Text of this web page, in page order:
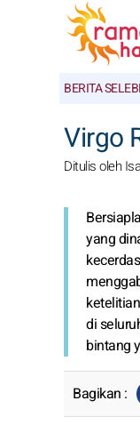
BERITA
Virgo
Ditulis oleh
yang
di
bintang
Bagikan :